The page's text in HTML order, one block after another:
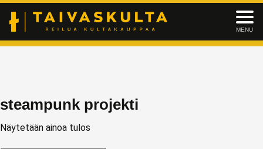
MENU
steampunk projekti
Näytetään ainoa tulos